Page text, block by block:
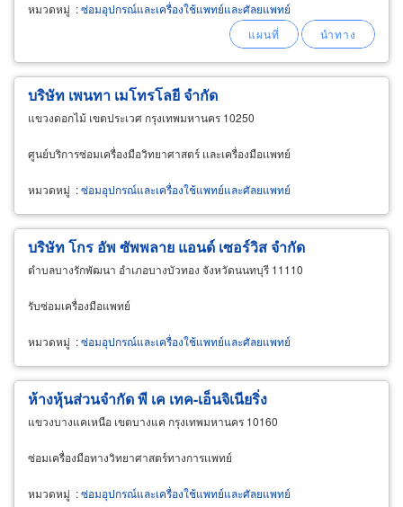
หมวดหมู่ :ซ่อมอุปกรณ์และเครื่องใช้แพทย์และศัลยแพทย์
บริษัท เพนทา เมโทรโลยี จำกัด
แขวงดอกไม้ เขตประเวศ กรุงเทพมหานคร 10250
ศูนย์บริการซ่อมเครื่องมือวิทยาศาสตร์ เเละเครื่องมือเเพทย์
หมวดหมู่ :ซ่อมอุปกรณ์และเครื่องใช้แพทย์และศัลยแพทย์
บริษัท โกร อัพ ซัพพลาย แอนด์ เซอร์วิส จำกัด
ตำบลบางรักพัฒนา อำเภอบางบัวทอง จังหวัดนนทบุรี 11110
รับซ่อมเครื่องมือแพทย์
หมวดหมู่ :ซ่อมอุปกรณ์และเครื่องใช้แพทย์และศัลยแพทย์
ห้างหุ้นส่วนจำกัด พี เค เทค-เอ็นจิเนียริ่ง
แขวงบางแคเหนือ เขตบางแค กรุงเทพมหานคร 10160
ซ่อมเครื่องมือทางวิทยาศาสตร์ทางการเเพทย์
หมวดหมู่ :ซ่อมอุปกรณ์และเครื่องใช้แพทย์และศัลยแพทย์